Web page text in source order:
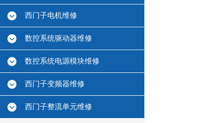
西门子电机维修
数控系统驱动器维修
数控系统电源模块维修
西门子变频器维修
西门子整流单元维修